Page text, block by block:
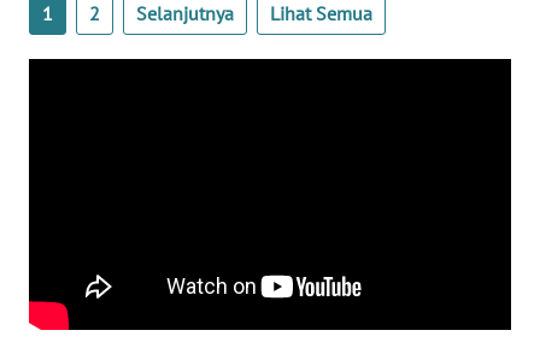
1 2 Selanjutnya Lihat Semua
BABEL
WN
BENGKULU